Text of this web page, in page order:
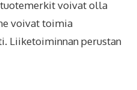
voivat olla
voivat toimia
Liiketoiminnan perustan